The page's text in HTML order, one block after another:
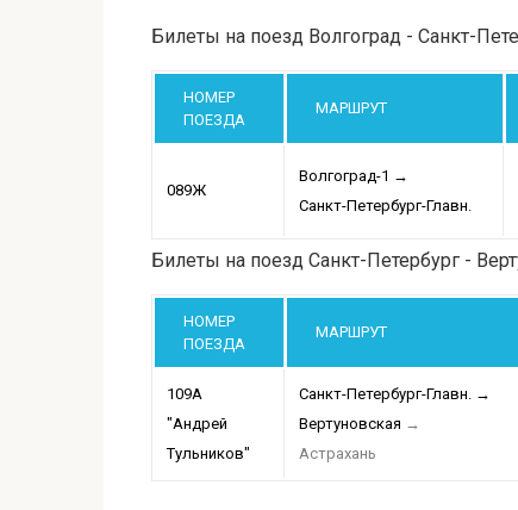
Билеты на поезд Волгоград - Санкт-
НОМЕР
ПОЕЗДА
МАРШРУТ
089Ж
Волгоград-1 →
Санкт-Петербург-Главн.
Билеты на поезд Санкт-Петербург -
НОМЕР
ПОЕЗДА
МАРШРУТ
109А
"Андрей
Тульников"
Санкт-Петербург-Главн. →
Вертуновская →
Астрахань